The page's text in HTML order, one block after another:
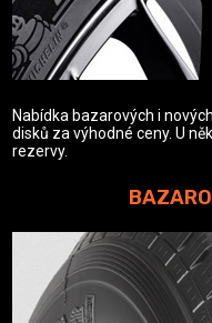
Nabídka bazarových i
disků za výhodné ceny. U
rezervy.